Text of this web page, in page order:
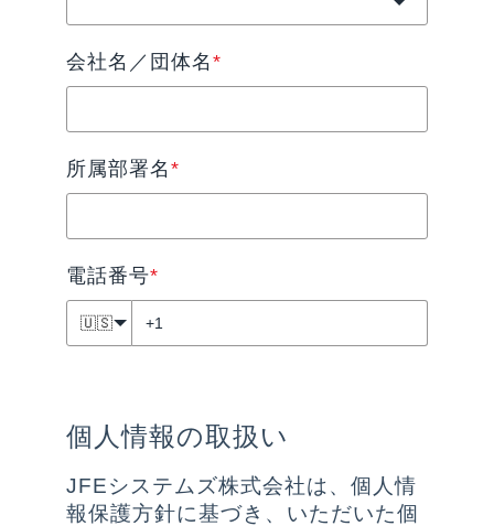
会社名／団体名*
所属部署名*
電話番号*
🇺🇸
個人情報の取扱い
JFEシステムズ株式会社は、個人情
報保護方針に基づき、いただいた個